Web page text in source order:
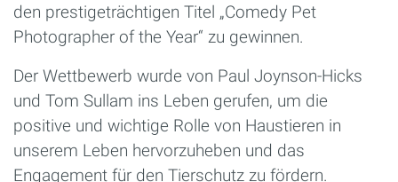
den prestigeträchtigen Titel „Comedy Pet
Photographer of the Year“ zu gewinnen.
Der Wettbewerb wurde von Paul Joynson-Hicks
und Tom Sullam ins Leben gerufen, um die
positive und wichtige Rolle von Haustieren in
unserem Leben hervorzuheben und das
Engagement für den Tierschutz zu fördern.